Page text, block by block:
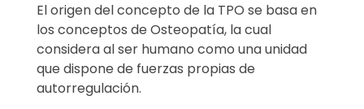
El origen del concepto de la TPO se basa en
los conceptos de Osteopatía, la cual
considera al ser humano como una unidad
que dispone de fuerzas propias de
autorregulación.